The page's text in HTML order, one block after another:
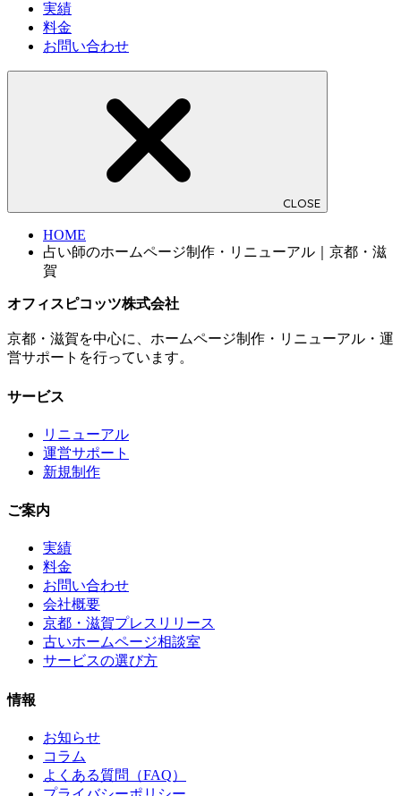
実績
料金
お問い合わせ
CLOSE
HOME
占い師のホームページ制作・リニューアル｜京都・滋
賀
オフィスピコッツ株式会社
京都・滋賀を中心に、ホームページ制作・リニューアル・運
営サポートを行っています。
サービス
リニューアル
運営サポート
新規制作
ご案内
実績
料金
お問い合わせ
会社概要
京都・滋賀プレスリリース
古いホームページ相談室
サービスの選び方
情報
お知らせ
コラム
よくある質問（FAQ）